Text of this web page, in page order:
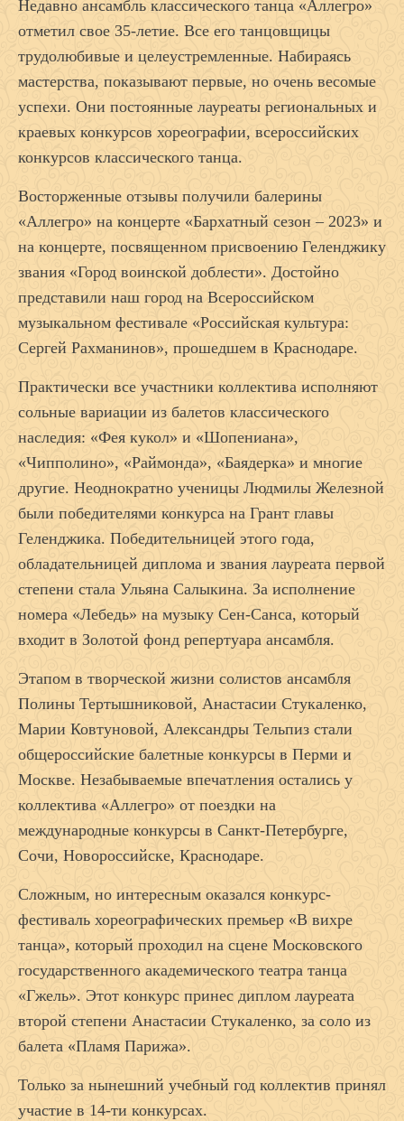
Недавно ансамбль классического танца «Аллегро»
отметил свое 35-летие. Все его танцовщицы
трудолюбивые и целе­устремленные. Набираясь
мастерства, показывают первые, но очень весомые
успехи. Они постоянные лауреаты региональных и
краевых конкурсов хореографии, всероссийских
конкурсов классического танца.
Восторженные отзывы получили балерины
«Аллегро» на концерте «Бархатный сезон – 2023» и
на концерте, посвященном присвоению Геленджику
звания «Город воинской доблести». Достойно
представили наш город на Всероссийском
музыкальном фестивале «Российская культура:
Сергей Рахманинов», прошедшем в Краснодаре.
Практически все участники коллектива исполняют
сольные вариации из балетов классического
наследия: «Фея кукол» и «Шопениана»,
«Чипполино», «Раймонда», «Баядерка» и многие
другие. Неоднократно ученицы Людмилы Железной
были победителями конкурса на Грант главы
Геленджика. Победительницей этого года,
обладательницей диплома и звания лауреата первой
степени стала Ульяна Салыкина. За исполнение
номера «Лебедь» на музыку Сен-Санса, который
входит в Золотой фонд репертуара ансамбля.
Этапом в творческой жизни солистов ансамбля
Полины Тертышниковой, Анастасии Стукаленко,
Марии Ковтуновой, Александры Тельпиз стали
общероссийские балетные конкурсы в Перми и
Москве. Незабываемые впечатления остались у
коллектива «Аллегро» от поездки на
международные конкурсы в Санкт-Петербурге,
Сочи, Новороссийске, Краснодаре.
Сложным, но интересным оказался конкурс-
фестиваль хореографических премьер «В вихре
танца», который проходил на сцене Московского
государственного академического театра танца
«Гжель». Этот конкурс принес диплом лауреата
второй степени Анастасии Стукаленко, за соло из
балета «Пламя Парижа».
Только за нынешний учебный год коллектив принял
участие в 14-ти конкурсах.